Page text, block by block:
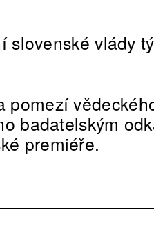
slovenské vlády
badatelským
premiéře.